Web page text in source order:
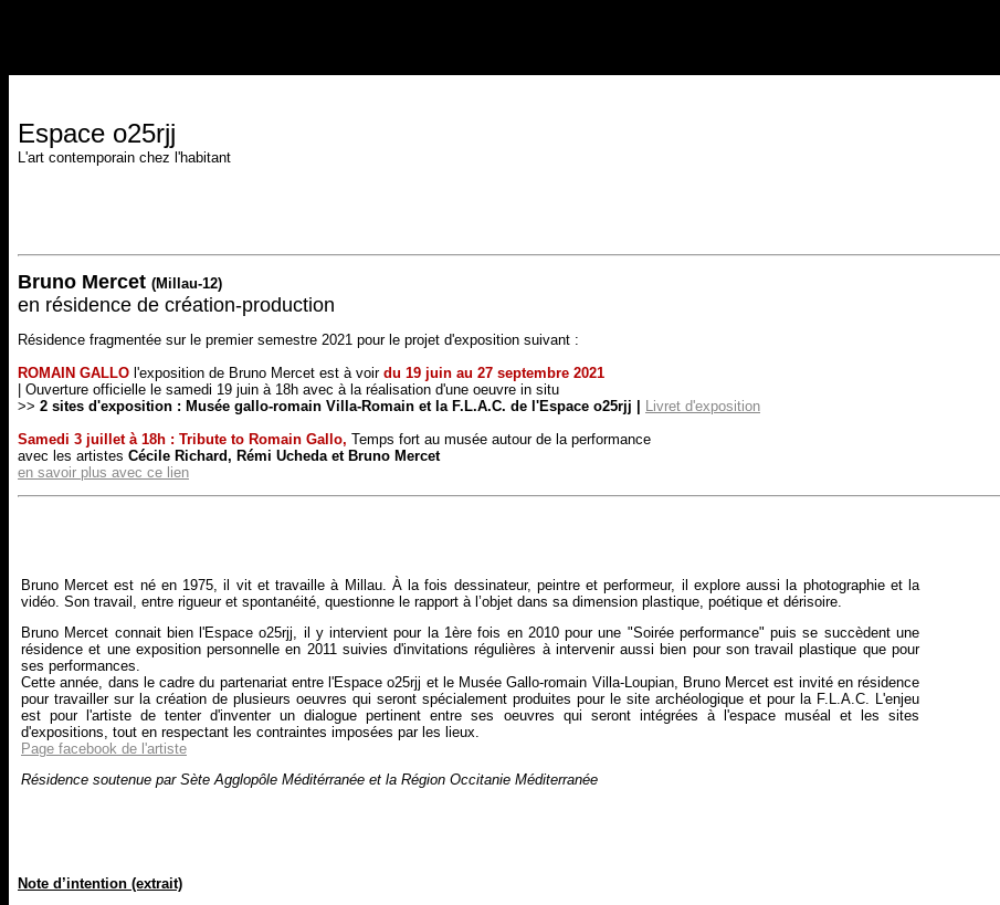
Espace o25rjj
L'art contemporain chez l'habitant
Bruno Mercet (Millau-12)
en résidence de création-production
Résidence fragmentée sur le premier semestre 2021 pour le projet d'exposition suivant :
ROMAIN GALLO l'exposition de Bruno Mercet est à voir du 19 juin au 27 septembre 2021
| Ouverture officielle le samedi 19 juin à 18h avec à la réalisation d'une oeuvre in situ
>> 2 sites d'exposition : Musée gallo-romain Villa-Romain et la F.L.A.C. de l'Espace o25rjj | Livret d'exposition
Samedi 3 juillet à 18h : Tribute to Romain Gallo, Temps fort au musée autour de la performance
avec les artistes Cécile Richard, Rémi Ucheda et Bruno Mercet
en savoir plus avec ce lien
Bruno Mercet est né en 1975, il vit et travaille à Millau. À la fois dessinateur, peintre et performeur, il explore aussi la photographie et la
vidéo. Son travail, entre rigueur et spontanéité, questionne le rapport à l’objet dans sa dimension plastique, poétique et dérisoire.
Bruno Mercet connait bien l'Espace o25rjj, il y intervient pour la 1ère fois en 2010 pour une "Soirée performance" puis se succèdent une
résidence et une exposition personnelle en 2011 suivies d'invitations régulières à intervenir aussi bien pour son travail plastique que pour
ses performances.
Cette année, dans le cadre du partenariat entre l'Espace o25rjj et le Musée Gallo-romain Villa-Loupian, Bruno Mercet est invité en résidence
pour travailler sur la création de plusieurs oeuvres qui seront spécialement produites pour le site archéologique et pour la F.L.A.C. L'enjeu
est pour l'artiste de tenter d'inventer un dialogue pertinent entre ses oeuvres qui seront intégrées à l'espace muséal et les sites
d'expositions, tout en respectant les contraintes imposées par les lieux.
Page facebook de l'artiste
Résidence soutenue par Sète Agglopôle Méditérranée et la Région Occitanie Méditerranée
Note d’intention (extrait)